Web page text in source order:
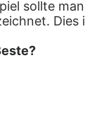
sollte